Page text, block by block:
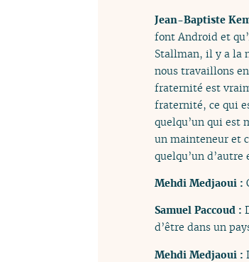
Jean-Baptiste
font Android et
Stallman, il y a la
nous travaillons
fraternité est
fraternité, ce qui
quelqu’un qui est
un mainteneur et
quelqu’un
Mehdi Medjaoui :
Samuel Paccoud :
d’être dans un
Mehdi Medjaoui :